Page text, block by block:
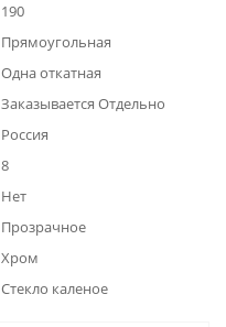
190
Прямоугольная
Одна откатная
Заказывается Отдельно
Россия
8
Нет
Прозрачное
Хром
Стекло каленое